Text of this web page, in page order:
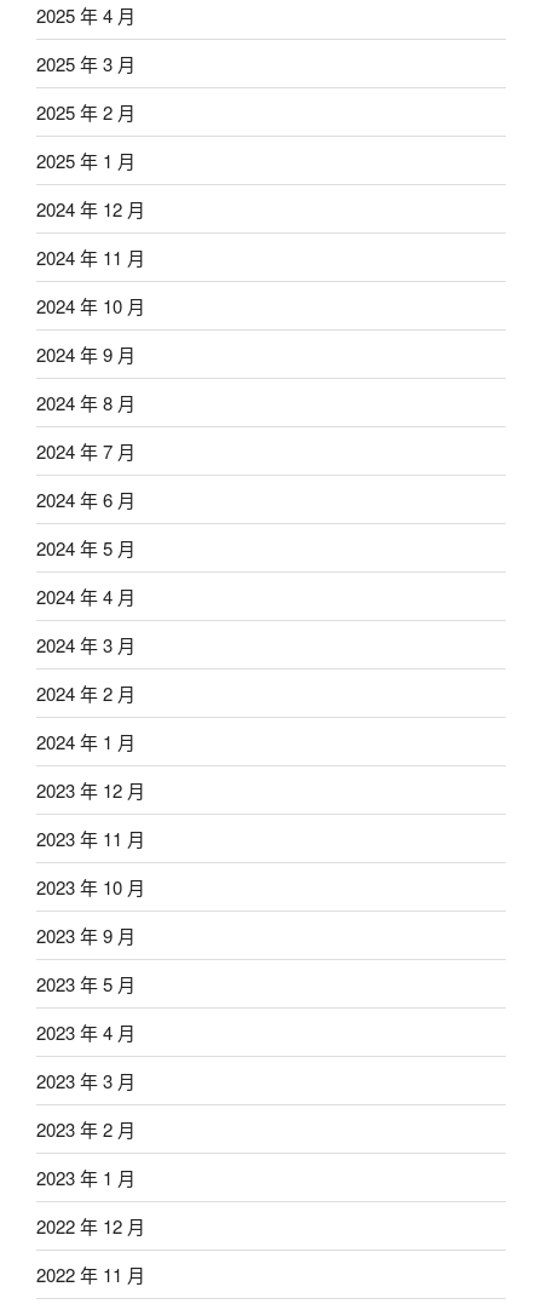
2025 年 4 月
2025 年 3 月
2025 年 2 月
2025 年 1 月
2024 年 12 月
2024 年 11 月
2024 年 10 月
2024 年 9 月
2024 年 8 月
2024 年 7 月
2024 年 6 月
2024 年 5 月
2024 年 4 月
2024 年 3 月
2024 年 2 月
2024 年 1 月
2023 年 12 月
2023 年 11 月
2023 年 10 月
2023 年 9 月
2023 年 5 月
2023 年 4 月
2023 年 3 月
2023 年 2 月
2023 年 1 月
2022 年 12 月
2022 年 11 月